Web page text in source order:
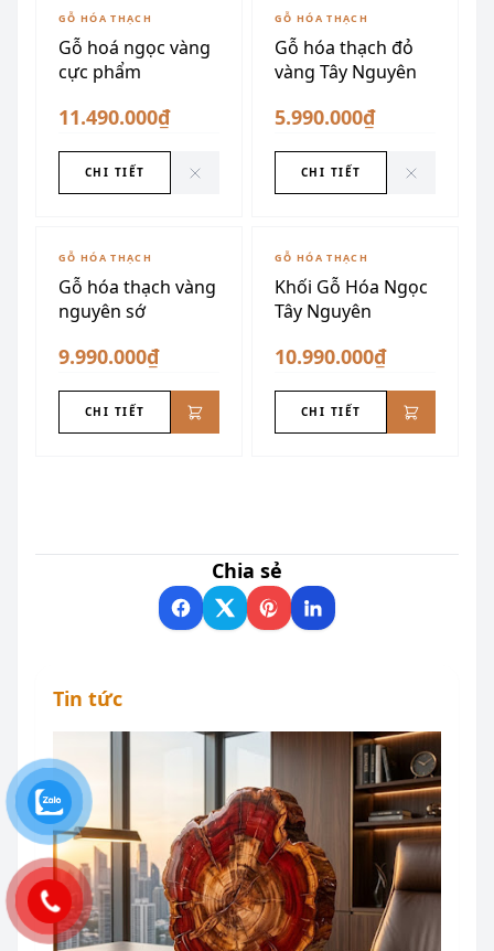
ĐÃ SƯU TẦM
GỖ HÓA THẠCH
Gỗ hoá ngọc vàng
cực phẩm
11.490.000₫
CHI TIẾT
ĐÃ SƯU TẦM
GỖ HÓA THẠCH
Gỗ hóa thạch đỏ
vàng Tây Nguyên
5.990.000₫
CHI TIẾT
GỖ HÓA THẠCH
Gỗ hóa thạch vàng
nguyên sớ
9.990.000₫
CHI TIẾT
GỖ HÓA THẠCH
Khối Gỗ Hóa Ngọc
Tây Nguyên
10.990.000₫
CHI TIẾT
Chia sẻ
Tin tức